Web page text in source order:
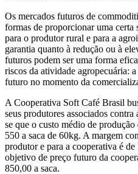
Os mercados futuros de
formas de proporcionar uma certa
para o produtor rural e para a
garantia quanto à redução ou à
futuros podem ser uma forma
riscos da atividade agropecuária:
futuro no momento da
A Cooperativa Soft Café Brasil
seus produtores associados
se que o custo médio de
550 a saca de 60kg. A margem
produtor e para a cooperativa é
objetivo de preço futuro da
850,00 a saca.